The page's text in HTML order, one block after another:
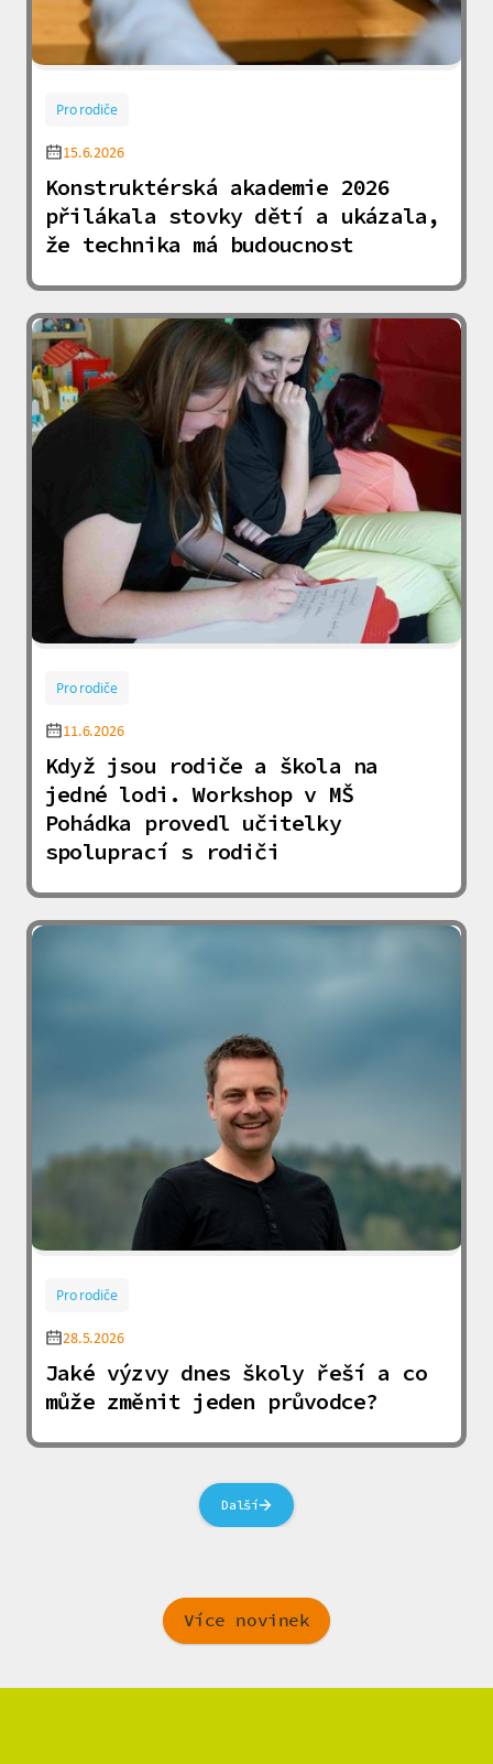
Pro rodiče
15.6.2026
Konstruktérská akademie 2026
přilákala stovky dětí a ukázala,
že technika má budoucnost
Pro rodiče
11.6.2026
Když jsou rodiče a škola na
jedné lodi. Workshop v MŠ
Pohádka provedl učitelky
spoluprací s rodiči
Pro rodiče
28.5.2026
Jaké výzvy dnes školy řeší a co
může změnit jeden průvodce?
Další
Více novinek